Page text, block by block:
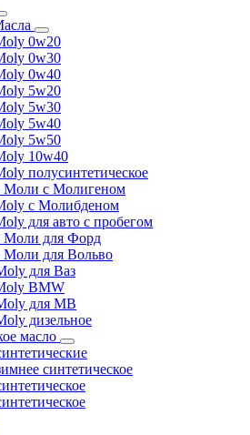
0w20
0w30
0w40
5w20
5w30
5w40
5w50
10w40
полусинтетическое
Моли с Молигеном
с Молибденом
для авто с пробегом
Моли для Форд
для Вольво
для Ваз
BMW
для MB
дизельное
масло
синтетическое